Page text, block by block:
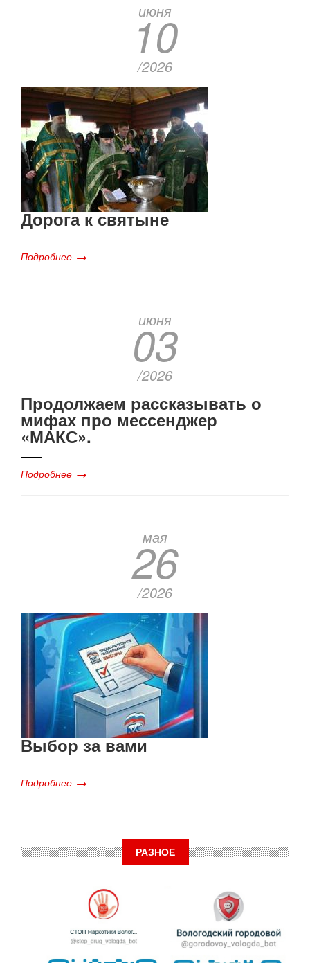
июня
10
/2026
Дорога к святыне
Подробнее
июня
03
/2026
Продолжаем рассказывать о
мифах про мессенджер
«МАКС».
Подробнее
мая
26
/2026
Выбор за вами
Подробнее
РАЗНОЕ